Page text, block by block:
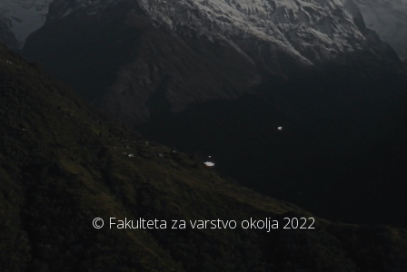
© Fakulteta za varstvo okolja 2022